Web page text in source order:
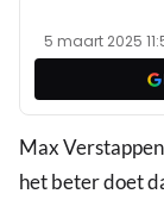
5 maart 2025
Max
het beter doet